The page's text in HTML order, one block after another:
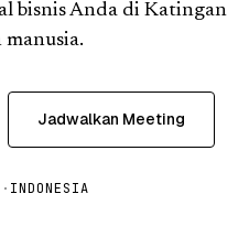
bisnis Anda di Katingan
Jadwalkan Meeting
· INDONESIA